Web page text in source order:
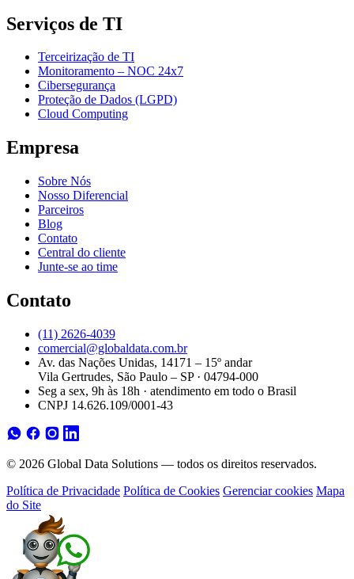
Serviços de TI
Terceirização de TI
Monitoramento – NOC 24x7
Cibersegurança
Proteção de Dados (LGPD)
Cloud Computing
Empresa
Sobre Nós
Nosso Diferencial
Parceiros
Blog
Contato
Central do cliente
Junte-se ao time
Contato
(11) 2626-4039
comercial@globaldata.com.br
Av. das Nações Unidas, 14171 – 15º andar
Vila Gertrudes, São Paulo – SP · 04794-000
Seg a sex, 9h às 18h · atendimento em todo o Brasil
CNPJ 14.626.109/0001-43
© 2026 Global Data Solutions — todos os direitos reservados.
Política de Privacidade Política de Cookies Gerenciar cookies Mapa
do Site